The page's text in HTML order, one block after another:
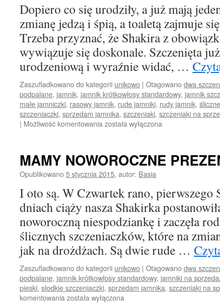
Dopiero co się urodziły, a już mają
zmianę jedzą i śpią, a toaletą zajmuje
Trzeba przyznać, że Shakira z
wywiązuje się doskonale. Szczenięta
urodzeniową i wyraźnie widać, …
Zaszufladkowano do kategorii unikowo | Otagowanodwa
podpalane, jamnik, jamnik krótkowłosy standardowy, jamnik
małe jamniczki, rasowy jamnik, rude jamniki, rudy jamnik,
szczeniaczki, sprzedam jamnika, szczeniaki, szczeniaki na
| Możliwość komentowania NASZE
11
DNI
została wyłączona
MAMY NOWOROCZNE
Opublikowano5 stycznia 2015, autor: Basia
I oto są. W Czwartek rano, pierwszego
dniach ciąży nasza Shakirka
noworoczną niespodziankę i zaczęła
ślicznych szczeniaczków, które na
jak na drożdżach. Są dwie rude …
Zaszufladkowano do kategorii unikowo | Otagowanodwa
podpalane, jamnik krótkowłosy standardowy, jamniki na
pieski, słodkie szczeniaczki, sprzedam jamnika, szczeniaki na
komentowania MAMY
została wyłączona